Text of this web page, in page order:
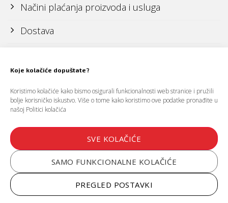
Koje kolačiće dopuštate?
Koristimo kolačiće kako bismo osigurali funkcionalnosti web stranice i pružili
bolje korisničko iskustvo. Više o tome kako koristimo ove podatke pronađite u
našoj Politici kolačića
SVE KOLAČIĆE
SAMO FUNKCIONALNE KOLAČIĆE
PREGLED POSTAVKI
Načini plaćanja proizvoda i usluga
Dostava
Politika zaštite osobnih podataka (GDPR)
Politika kolačića (cookies)
Uvjeti korištenja web stranice